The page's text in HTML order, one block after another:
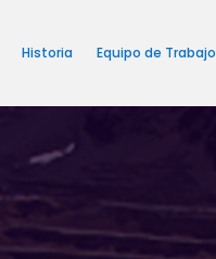
Historia Equipo de Trabajo